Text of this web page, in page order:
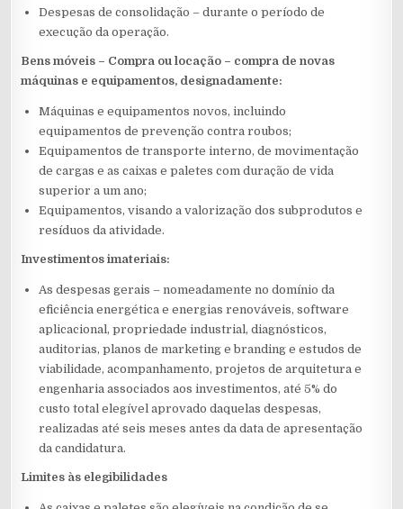
Despesas de consolidação – durante o período de
execução da operação.
Bens móveis – Compra ou locação – compra de novas
máquinas e equipamentos, designadamente:
Máquinas e equipamentos novos, incluindo
equipamentos de prevenção contra roubos;
Equipamentos de transporte interno, de movimentação
de cargas e as caixas e paletes com duração de vida
superior a um ano;
Equipamentos, visando a valorização dos subprodutos e
resíduos da atividade.
Investimentos imateriais:
As despesas gerais – nomeadamente no domínio da
eficiência energética e energias renováveis, software
aplicacional, propriedade industrial, diagnósticos,
auditorias, planos de marketing e branding e estudos de
viabilidade, acompanhamento, projetos de arquitetura e
engenharia associados aos investimentos, até 5% do
custo total elegível aprovado daquelas despesas,
realizadas até seis meses antes da data de apresentação
da candidatura.
Limites às elegibilidades